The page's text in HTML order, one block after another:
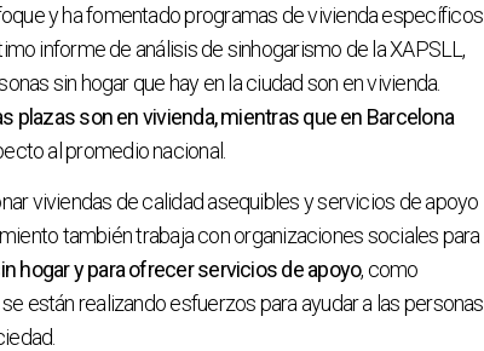
y ha fomentado programas de vivienda específicos
informe de análisis de sinhogarismo de la XAPSLL,
sin hogar que hay en la ciudad son en vivienda.
plazas son en vivienda, mientras que en Barcelona
al promedio nacional.
viviendas de calidad asequibles y servicios de apoyo
también trabaja con organizaciones sociales para
hogar y para ofrecer servicios de apoyo, como
están realizando esfuerzos para ayudar a las personas